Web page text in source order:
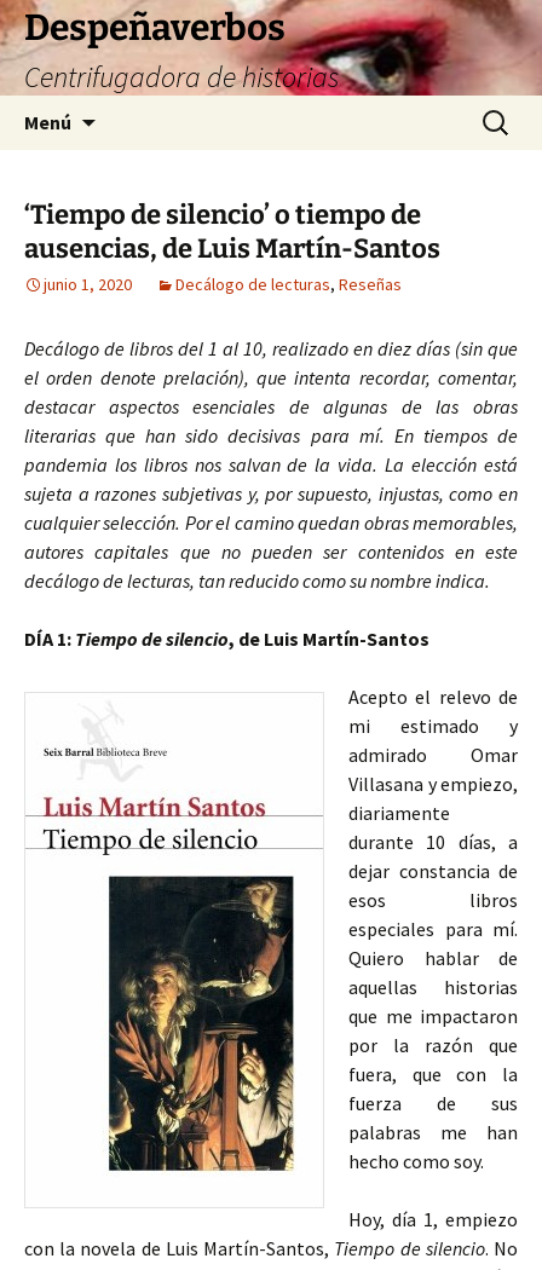
Saltar
al
contenido
Despeñaverbos
Centrifugadora de historias
Menú Buscar:
‘Tiempo de silencio’ o tiempo de
ausencias, de Luis Martín-Santos
junio 1, 2020 Decálogo de lecturas, Reseñas
Decálogo de libros del 1 al 10, realizado en diez días (sin que
el orden denote prelación), que intenta recordar, comentar,
destacar aspectos esenciales de algunas de las obras
literarias que han sido decisivas para mí. En tiempos de
pandemia los libros nos salvan de la vida. La elección está
sujeta a razones subjetivas y, por supuesto, injustas, como en
cualquier selección. Por el camino quedan obras memorables,
autores capitales que no pueden ser contenidos en este
decálogo de lecturas, tan reducido como su nombre indica.
DÍA 1: Tiempo de silencio, de Luis Martín-Santos
Acepto el relevo de
mi estimado y
admirado Omar
Villasana y empiezo,
diariamente
durante 10 días, a
dejar constancia de
esos libros
especiales para mí.
Quiero hablar de
aquellas historias
que me impactaron
por la razón que
fuera, que con la
fuerza de sus
palabras me han
hecho como soy.
Hoy, día 1, empiezo
con la novela de Luis Martín-Santos, Tiempo de silencio. No